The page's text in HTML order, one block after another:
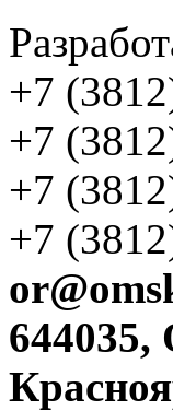
+7
+7
+7
+7
644035,